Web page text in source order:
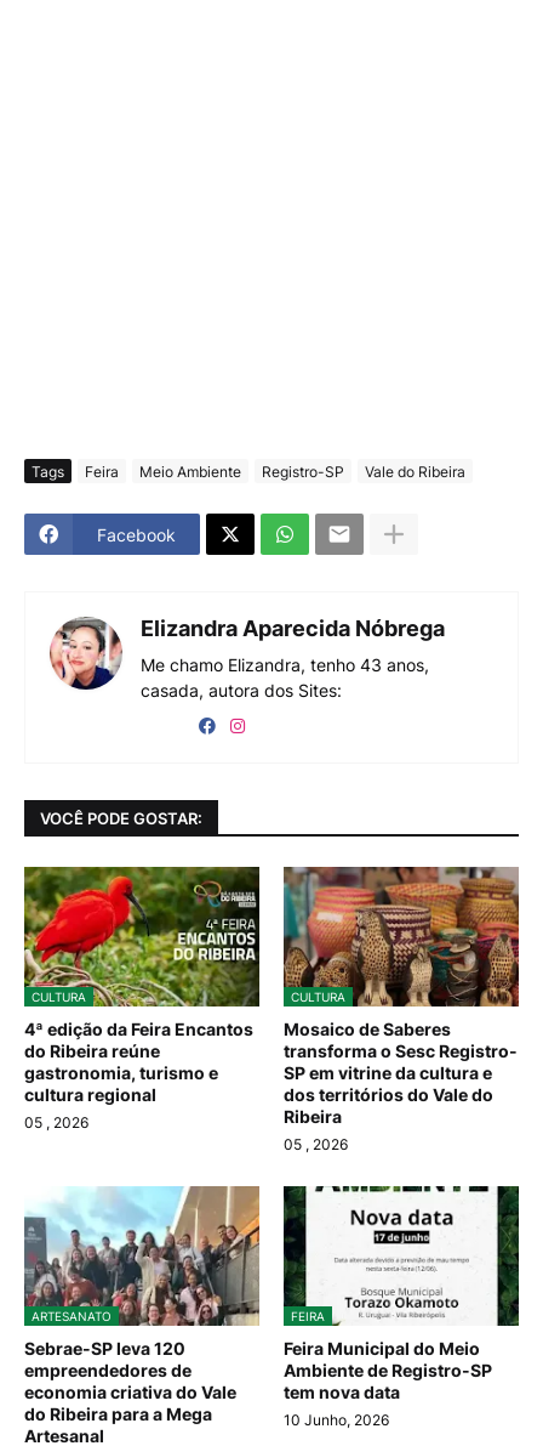
Tags Feira Meio Ambiente Registro-SP Vale do Ribeira
Facebook
Elizandra Aparecida Nóbrega
Me chamo Elizandra, tenho 43 anos,
casada, autora dos Sites:
VOCÊ PODE GOSTAR:
CULTURA
4ª edição da Feira Encantos
do Ribeira reúne
gastronomia, turismo e
cultura regional
05 , 2026
CULTURA
Mosaico de Saberes
transforma o Sesc Registro-
SP em vitrine da cultura e
dos territórios do Vale do
Ribeira
05 , 2026
ARTESANATO
Sebrae-SP leva 120
empreendedores de
economia criativa do Vale
do Ribeira para a Mega
Artesanal
FEIRA
Feira Municipal do Meio
Ambiente de Registro-SP
tem nova data
10 Junho, 2026